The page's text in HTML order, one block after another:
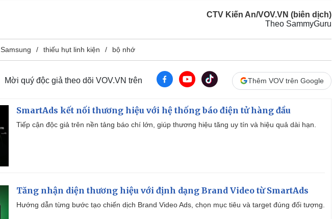
CTV Kiến An/VOV.VN (biên dịch)
Theo SammyGuru
Samsung thiếu hụt linh kiện bộ nhớ
Mời quý độc giả theo dõi VOV.VN trên Thêm VOV trên Google
SmartAds kết nối thương hiệu với hệ thống báo điện tử hàng đầu
Tiếp cận độc giả trên nền tảng báo chí lớn, giúp thương hiệu tăng uy tín và hiệu quả dài hạn.
Tăng nhận diện thương hiệu với định dạng Brand Video từ SmartAds
Hướng dẫn từng bước tạo chiến dịch Brand Video Ads, chọn mục tiêu và target đúng đối tượng.